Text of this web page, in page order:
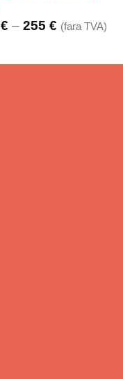
€ – 255 €Interval
135 €
(fara TVA)